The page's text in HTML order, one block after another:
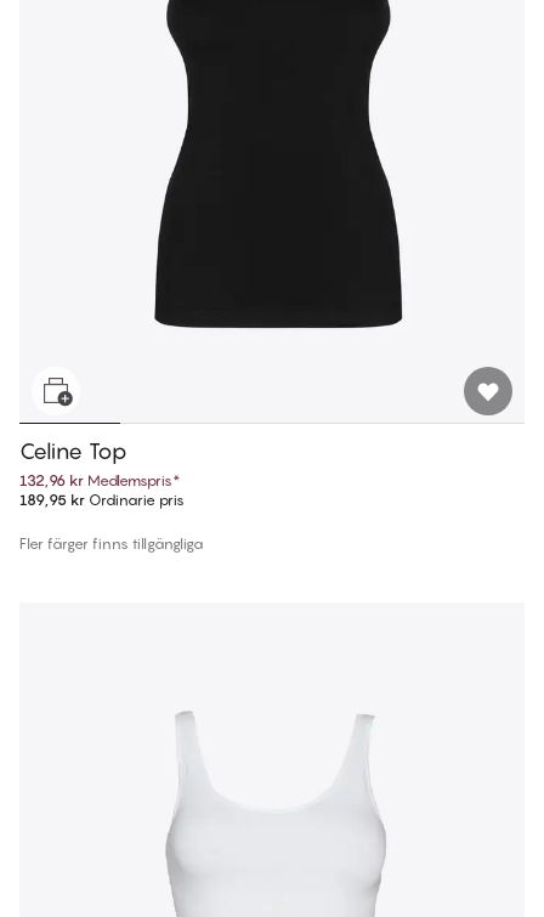
Celine Top
132,96 kr Medlemspris*
189,95 kr Ordinarie pris
Fler färger finns tillgängliga